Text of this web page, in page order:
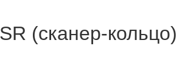
(сканер-кольцо)